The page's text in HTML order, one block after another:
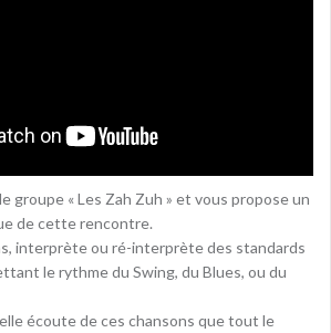
groupe « Les Zah Zuh » et vous propose un
de cette rencontre.
interprète ou ré-interprète des standards
le rythme du Swing, du Blues, ou du
écoute de ces chansons que tout le